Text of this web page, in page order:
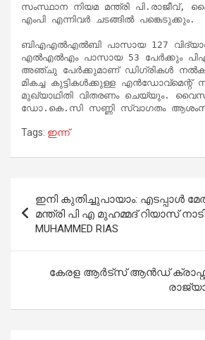
സംസ്ഥാന നിയമ മന്ത്രി
എംപി എന്നിവര്‍ ചടങ്ങില്‍ പങ്കെടുക്കും.
ബിഎഎല്‍എല്‍ബി പാസായ 127
എല്‍എല്‍എം പാസായ 53 പേര്‍ക്കും
അഞ്ചു പേര്‍ക്കുമാണ് ഡിഗ്രികള്‍
മികച്ച കുട്ടികള്‍ക്കുള്ള എന്‍ഡോവ്‌മെന്റ് സ്വര്‍ണ്ണമെഡലുകള്‍
മുഖ്യാഥിതി വിതരണം ചെയ്യും.
ഡോ.കെ.സി സണ്ണി സ്വാഗതം
Tags: ഇന്ന്
navigation
ഇനി കുതിച്ചുപായാം: എടപ്പാൾ
മന്ത്രി പി എ മുഹമ്മദ് റിയാസ്
MUHAMMED RIAS
കേരള ആർട്സ് ആൻഡ്